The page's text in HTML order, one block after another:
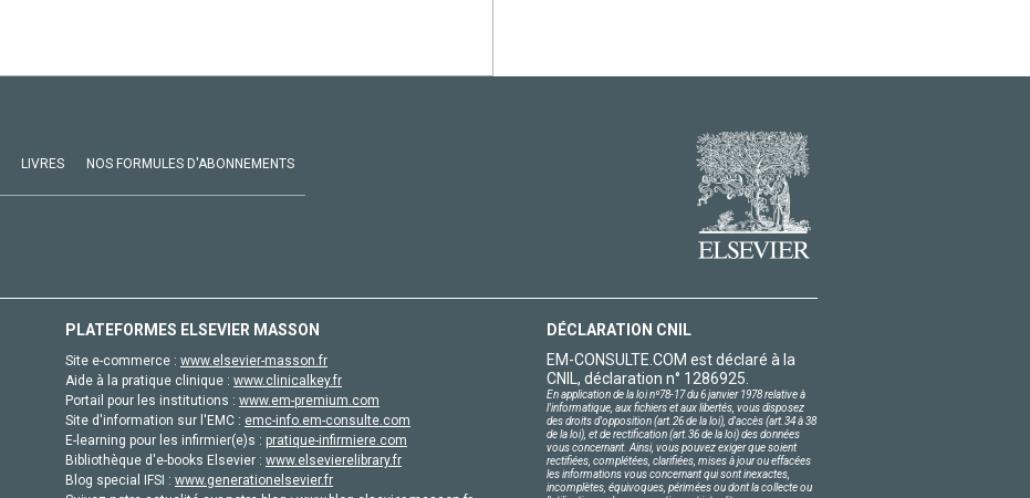
LIVRES NOS FORMULES D'ABONNEMENTS
PLATEFORMES ELSEVIER MASSON
Site e-commerce : www.elsevier-masson.fr
Aide à la pratique clinique : www.clinicalkey.fr
Portail pour les institutions : www.em-premium.com
Site d'information sur l'EMC : emc-info.em-consulte.com
E-learning pour les infirmier(e)s : pratique-infirmiere.com
Bibliothèque d'e-books Elsevier : www.elsevierelibrary.fr
Blog special IFSI : www.generationelsevier.fr
DÉCLARATION CNIL
EM-CONSULTE.COM est déclaré à la
CNIL, déclaration n° 1286925.
En application de la loi nº78-17 du 6 janvier 1978 relative à
l'informatique, aux fichiers et aux libertés, vous disposez
des droits d'opposition (art.26 de la loi), d'accès (art.34 à 38
de la loi), et de rectification (art.36 de la loi) des données
vous concernant. Ainsi, vous pouvez exiger que soient
rectifiées, complétées, clarifiées, mises à jour ou effacées
les informations vous concernant qui sont inexactes,
incomplètes, équivoques, périmées ou dont la collecte ou